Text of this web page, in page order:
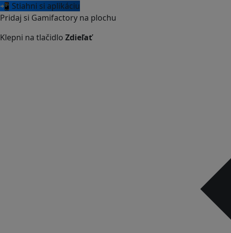
📲 Stiahni si aplikáciu
Pridaj si Gamifactory na plochu
Klepni na tlačidlo Zdieľať